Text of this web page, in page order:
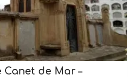
Canet de Mar –